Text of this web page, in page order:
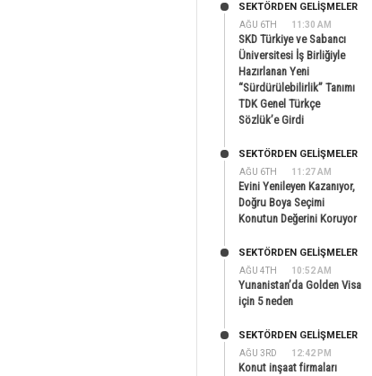
AĞU 6TH 11:30 AM
SEKTÖRDEN GELIŞMELER
SKD Türkiye ve Sabancı
Üniversitesi İş Birliğiyle
Hazırlanan Yeni
“Sürdürülebilirlik” Tanımı
TDK Genel Türkçe
Sözlük’e Girdi
AĞU 6TH 11:27 AM
SEKTÖRDEN GELIŞMELER
Evini Yenileyen Kazanıyor,
Doğru Boya Seçimi
Konutun Değerini Koruyor
AĞU 4TH 10:52 AM
SEKTÖRDEN GELIŞMELER
Yunanistan’da Golden Visa
için 5 neden
AĞU 3RD 12:42 PM
SEKTÖRDEN GELIŞMELER
Konut inşaat firmaları